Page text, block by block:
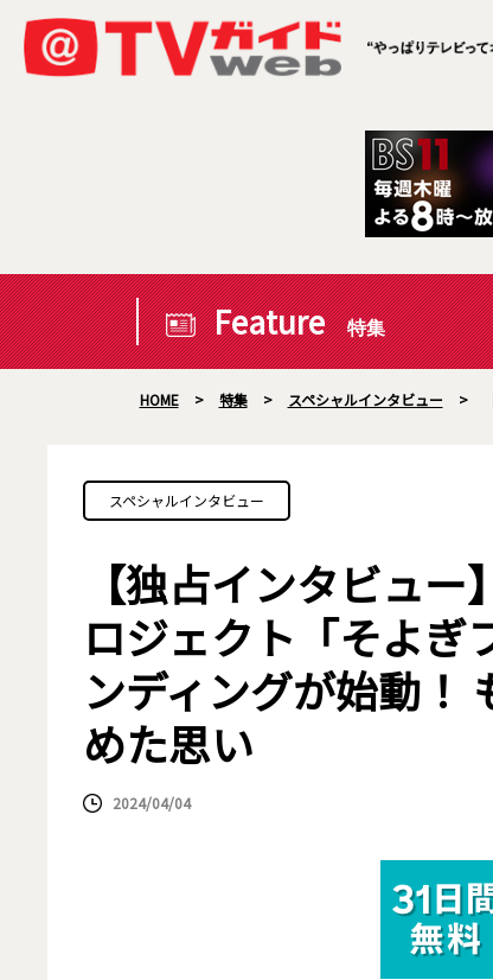
Feature 特集
HOME > 特集 > スペシャルインタビュー >
スペシャルインタビュー
【独占インタビュ
ロジェクト「そよぎ
ンディングが始動！
めた思い
2024/04/04